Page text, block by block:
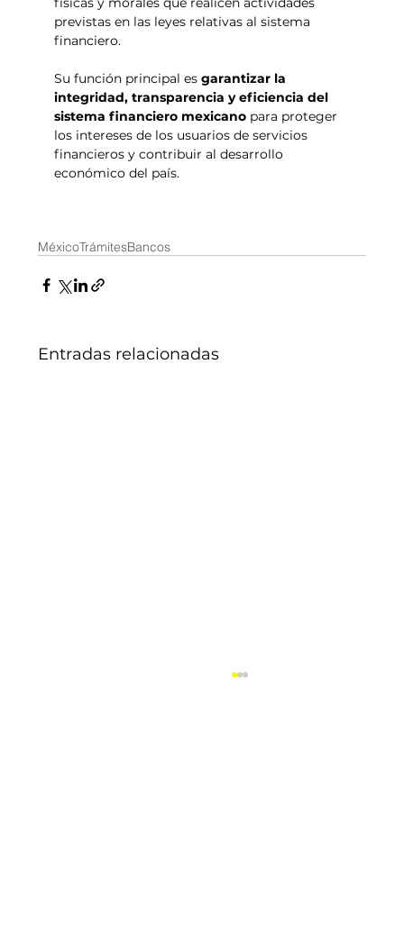
previstas en las leyes relativas al sistema
financiero.
Su función principal es garantizar la
integridad, transparencia y eficiencia del
sistema financiero mexicano para proteger
los intereses de los usuarios de servicios
financieros y contribuir al desarrollo
económico del país.
MéxicoTrámitesBancos
Entradas relacionadas